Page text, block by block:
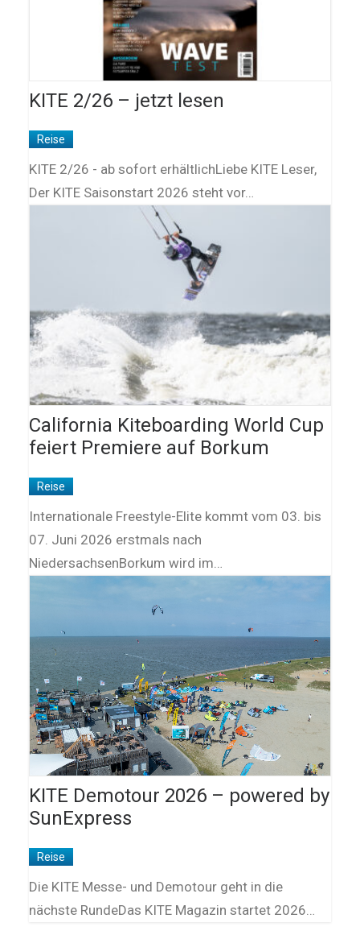
KITE 2/26 – jetzt lesen
Reise
KITE 2/26 - ab sofort erhältlichLiebe KITE Leser,
Der KITE Saisonstart 2026 steht vor…
California Kiteboarding World Cup
feiert Premiere auf Borkum
Reise
Internationale Freestyle-Elite kommt vom 03. bis
07. Juni 2026 erstmals nach
NiedersachsenBorkum wird im…
KITE Demotour 2026 – powered by
SunExpress
Reise
Die KITE Messe- und Demotour geht in die
nächste RundeDas KITE Magazin startet 2026…